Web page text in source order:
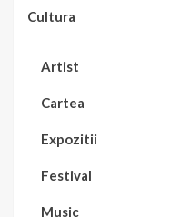
Cultura
Artist
Cartea
Expozitii
Festival
Music